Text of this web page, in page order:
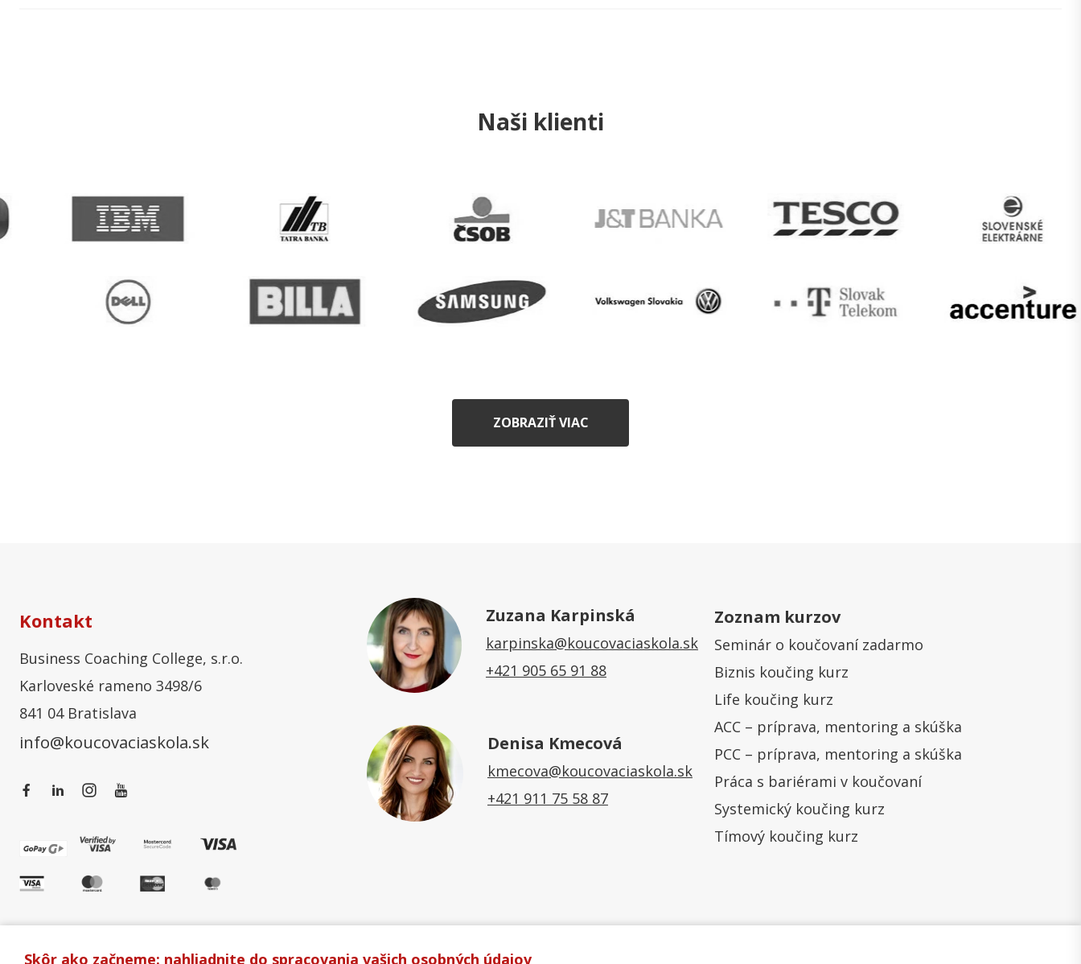
Naši klienti
ZOBRAZIŤ VIAC
Kontakt
Business Coaching College, s.r.o.
Karloveské rameno 3498/6
841 04 Bratislava
info@koucovaciaskola.sk
Zuzana Karpinská
karpinska@koucovaciaskola.sk
+421 905 65 91 88
Denisa Kmecová
kmecova@koucovaciaskola.sk
+421 911 75 58 87
Zoznam kurzov
Seminár o koučovaní zadarmo
Biznis koučing kurz
Life koučing kurz
ACC – príprava, mentoring a skúška
PCC – príprava, mentoring a skúška
Práca s bariérami v koučovaní
Systemický koučing kurz
Tímový koučing kurz
Skôr ako začneme: nahliadnite do spracovania vašich osobných údajov